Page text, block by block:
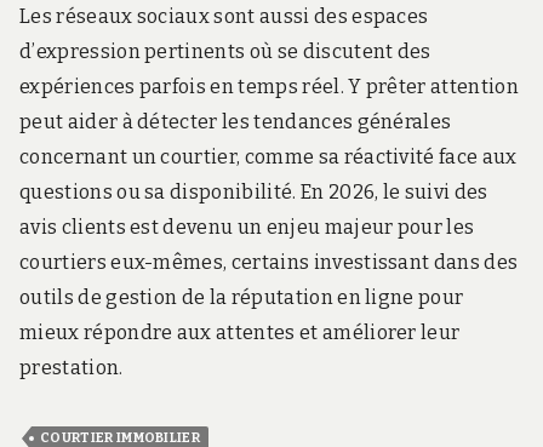
Les réseaux sociaux sont aussi des espaces
d’expression pertinents où se discutent des
expériences parfois en temps réel. Y prêter attention
peut aider à détecter les tendances générales
concernant un courtier, comme sa réactivité face aux
questions ou sa disponibilité. En 2026, le suivi des
avis clients est devenu un enjeu majeur pour les
courtiers eux-mêmes, certains investissant dans des
outils de gestion de la réputation en ligne pour
mieux répondre aux attentes et améliorer leur
prestation.
COURTIER IMMOBILIER